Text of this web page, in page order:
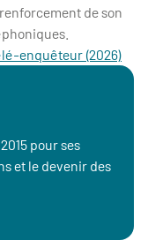
de son
enquêteur (2026)
pour ses
et le devenir des